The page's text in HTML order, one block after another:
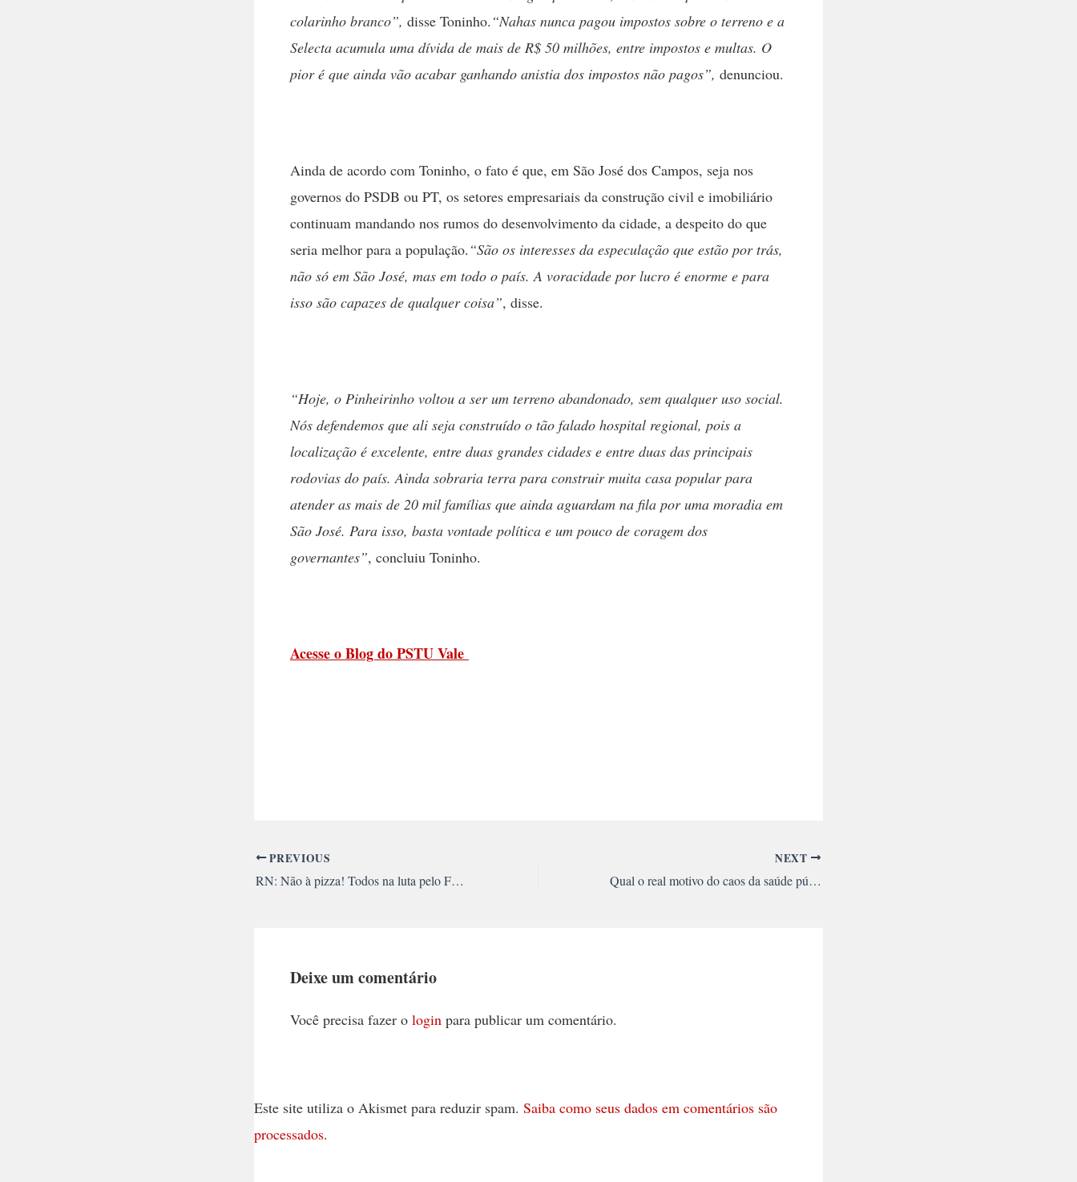
colarinho branco”, disse Toninho. “Nahas nunca pagou impostos sobre o terreno e a
Selecta acumula uma dívida de mais de R$ 50 milhões, entre impostos e multas. O
pior é que ainda vão acabar ganhando anistia dos impostos não pagos”, denunciou.
Ainda de acordo com Toninho, o fato é que, em São José dos Campos, seja nos
governos do PSDB ou PT, os setores empresariais da construção civil e imobiliário
continuam mandando nos rumos do desenvolvimento da cidade, a despeito do que
seria melhor para a população. “São os interesses da especulação que estão por trás,
não só em São José, mas em todo o país. A voracidade por lucro é enorme e para
isso são capazes de qualquer coisa”, disse.
“Hoje, o Pinheirinho voltou a ser um terreno abandonado, sem qualquer uso social.
Nós defendemos que ali seja construído o tão falado hospital regional, pois a
localização é excelente, entre duas grandes cidades e entre duas das principais
rodovias do país. Ainda sobraria terra para construir muita casa popular para
atender as mais de 20 mil famílias que ainda aguardam na fila por uma moradia em
São José. Para isso, basta vontade política e um pouco de coragem dos
governantes”, concluiu Toninho.
Acesse o Blog do PSTU Vale
PREVIOUS
RN: Não à pizza! Todos na luta pelo Fora Rosalba!
NEXT
Qual o real motivo do caos da saúde pública no Brasil?
Deixe um comentário
Você precisa fazer o login para publicar um comentário.
Este site utiliza o Akismet para reduzir spam. Saiba como seus dados em comentários são
processados.